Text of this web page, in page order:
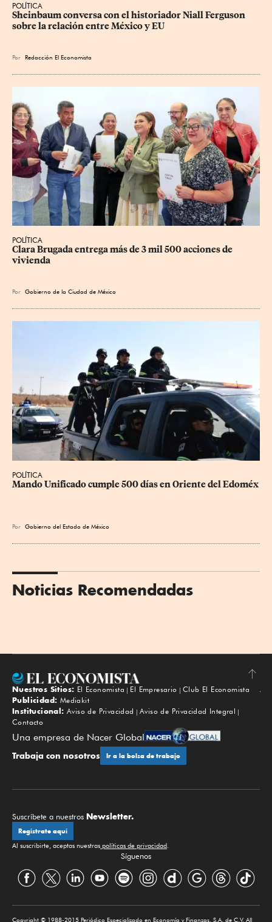
POLÍTICA
Sheinbaum conversa con el historiador Niall Ferguson
sobre la relación entre México y EU
Por Redacción El Economista
POLÍTICA
Clara Brugada entrega más de 3 mil 500 acciones de
vivienda
Por Gobierno de la Ciudad de México
POLÍTICA
Mando Unificado cumple 500 días en Oriente del Edoméx
Por Gobierno del Estado de México
Noticias Recomendadas
Subir
Nuestros Sitios: El Economista El Empresario
Club El Economista
Publicidad: Mediakit
Institucional: Aviso de Privacidad
Aviso de Privacidad Integral
Contacto
Una empresa de Nacer Global
Trabaja con nosotros Ir a la bolsa de trabajo
Suscríbete a nuestros Newsletter.
Regístrate aquí
Al suscribirte, aceptas nuestras políticas de privacidad.
Síguenos
Copyright © 1988-2015 Periódico Especializado en Economía y Finanzas, S.A. de C.V. All